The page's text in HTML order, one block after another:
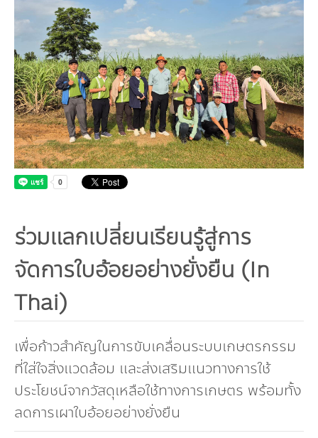
Executive Board of Directors
Management Team
Staff
Our Way
Slogan
Green Office
Awards and Honors
Dr. Dhira Phanthumavanich Fund
Global Warming and Health Fund
Industrial Pollution
Livable City/Community
Municipal waste-Food Waste
Plastic Waste
PM2.5 Pollution
Sustainable Consumption and Production
Green Label
Eco-labels
Environmental Friendly Services
Carbon Footprint Consultants
Green Procurement
Natural Resources
Land Resources
Marine and Coastal Resources
Biodiversity
Climate Change
Climate Mitigation
Climate Adaptation
Environmental Capacity Development
Training
Environmental Network, Policy and Plan
TBCSD
Infographic | Poster
Video Clip
Publications
Our Activities
Environment News
GET INVOLVED
Jobs
Internships
CONTACT US
ร่วมแลกเปลี่ยนเรียนรู้สู่การ
จัดการใบอ้อยอย่างยั่งยืน (In
Thai)
เพื่อก้าวสำคัญในการขับเคลื่อนระบบเกษตรกรรม
ที่ใส่ใจสิ่งแวดล้อม และส่งเสริมแนวทางการใช้
ประโยชน์จากวัสดุเหลือใช้ทางการเกษตร พร้อมทั้ง
ลดการเผาใบอ้อยอย่างยั่งยืน